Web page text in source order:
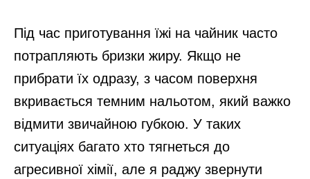
Під час приготування їжі на чайник часто
потрапляють бризки жиру. Якщо не
прибрати їх одразу, з часом поверхня
вкривається темним нальотом, який важко
відмити звичайною губкою. У таких
ситуаціях багато хто тягнеться до
агресивної хімії, але я раджу звернути